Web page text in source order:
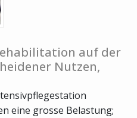
auf der
Nutzen,
eine grosse Belastung;